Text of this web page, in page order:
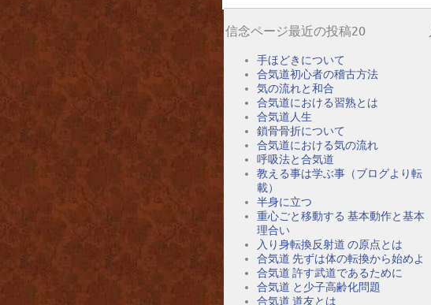
信念ページ最近の投稿20
手ほどきについて
合気道初心者の稽古方法
気の流れと和合
合気道における習熟とは
合気道人生
鎖骨骨折について
合気道における気の流れ
呼吸法と合気道
教える事は学ぶ事（ブログより転
載）
半身に立つ
重心ごと移動する 基本動作と基本
理合い
入り身転換反射道 の原点とは
合気道 先ずは体の転換から始めよ
合気道 許す武道であるために
合気道 と少子高齢化問題
合気道 道友とは